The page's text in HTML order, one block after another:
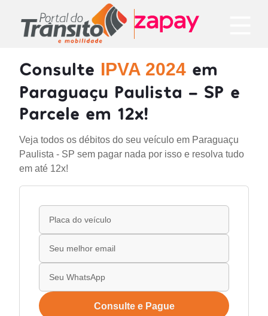
Consulte IPVA 2024 em
Paraguaçu Paulista - SP e
Parcele em 12x!
Veja todos os débitos do seu veículo em Paraguaçu
Paulista - SP sem pagar nada por isso e resolva tudo
em até 12x!
Consulte e Pague